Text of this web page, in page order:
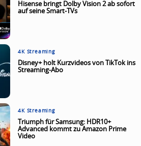
Hisense bringt Dolby Vision 2 ab sofort
auf seine Smart-TVs
4K Streaming
Disney+ holt Kurzvideos von TikTok ins
Streaming-Abo
4K Streaming
Triumph für Samsung: HDR10+
Advanced kommt zu Amazon Prime
Video